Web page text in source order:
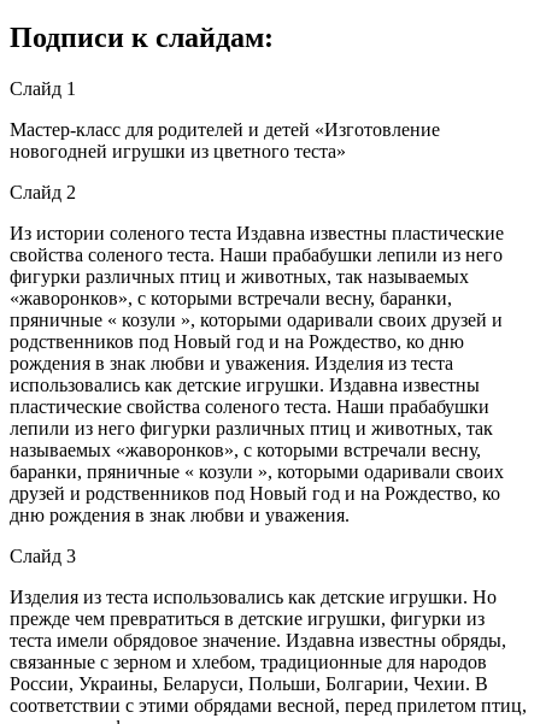
Подписи к слайдам:
Слайд 1
Мастер-класс для родителей и детей «Изготовление
новогодней игрушки из цветного теста»
Слайд 2
Из истории соленого теста Издавна известны пластические
свойства соленого теста. Наши прабабушки лепили из него
фигурки различных птиц и животных, так называемых
«жаворонков», с которыми встречали весну, баранки,
пряничные « козули », которыми одаривали своих друзей и
родственников под Новый год и на Рождество, ко дню
рождения в знак любви и уважения. Изделия из теста
использовались как детские игрушки. Издавна известны
пластические свойства соленого теста. Наши прабабушки
лепили из него фигурки различных птиц и животных, так
называемых «жаворонков», с которыми встречали весну,
баранки, пряничные « козули », которыми одаривали своих
друзей и родственников под Новый год и на Рождество, ко
дню рождения в знак любви и уважения.
Слайд 3
Изделия из теста использовались как детские игрушки. Но
прежде чем превратиться в детские игрушки, фигурки из
теста имели обрядовое значение. Издавна известны обряды,
связанные с зерном и хлебом, традиционные для народов
России, Украины, Беларуси, Польши, Болгарии, Чехии. В
соответствии с этими обрядами весной, перед прилетом птиц,